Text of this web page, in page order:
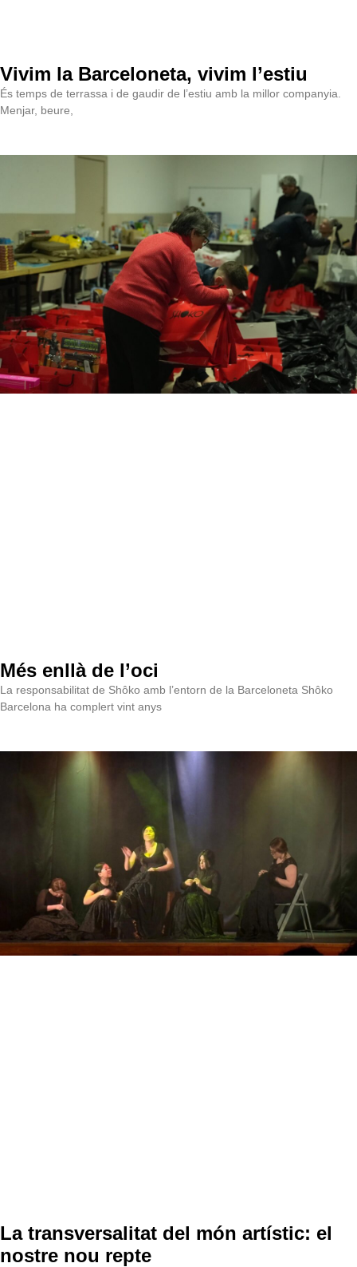
Vivim la Barceloneta, vivim l’estiu
És temps de terrassa i de gaudir de l’estiu amb la millor companyia.
Menjar, beure,
Més enllà de l’oci
La responsabilitat de Shôko amb l’entorn de la Barceloneta Shôko
Barcelona ha complert vint anys
La transversalitat del món artístic: el
nostre nou repte